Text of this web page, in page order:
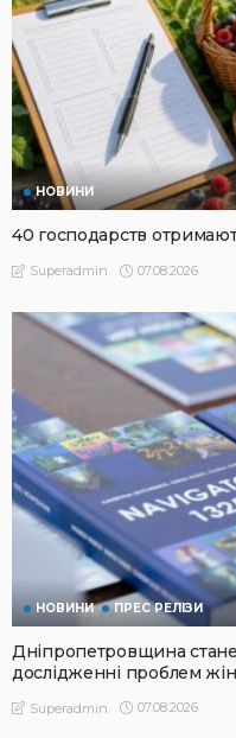
НОВИНИ
40 господарств
Superadmin 07.08.2026
НОВИНИ ПРЕС РЕЛІЗИ
Дніпропетровщина
дослідженні проблем
Superadmin 07.08.2026